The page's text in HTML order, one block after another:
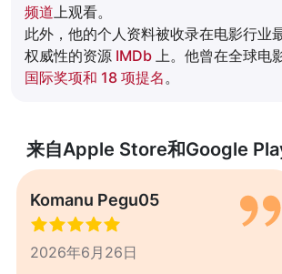
频道 上观看。
此外，他的个人资料被收录在电影行业
权威性的资源 IMDb 上。他曾在全球电
国际奖项和 18 项提名 。
来自Apple Store和Google
Komanu Pegu05
2026年6月26日